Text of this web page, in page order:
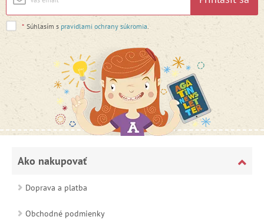
* Súhlasím s pravidlami ochrany súkromia.
Ako nakupovať
Doprava a platba
Obchodné podmienky